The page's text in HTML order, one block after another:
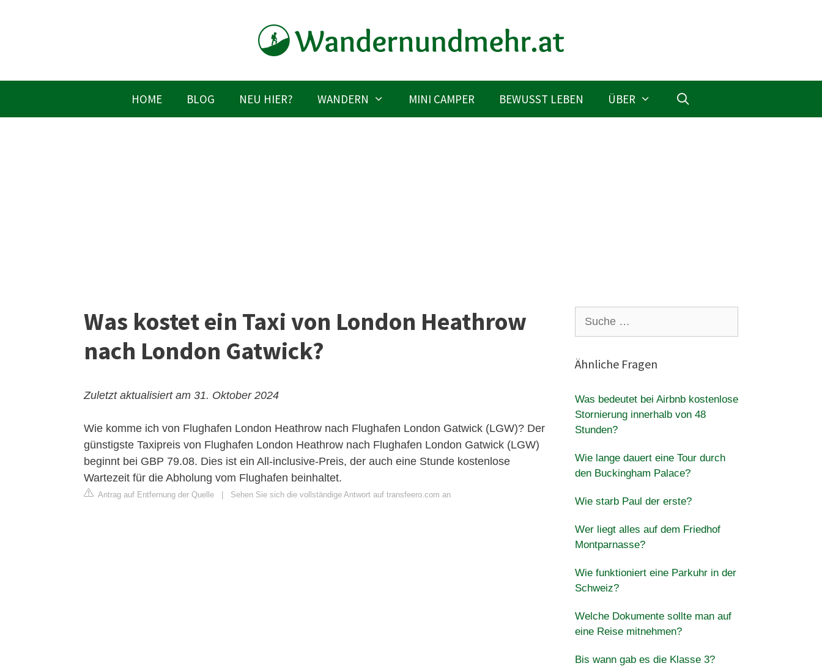
HOME BLOG NEU HIER? WANDERN MINI CAMPER BEWUSST LEBEN ÜBER
Was kostet ein Taxi von London Heathrow
nach London Gatwick?
Zuletzt aktualisiert am 31. Oktober 2024
Wie komme ich von Flughafen London Heathrow nach Flughafen London Gatwick (LGW)? Der
günstigste Taxipreis von Flughafen London Heathrow nach Flughafen London Gatwick (LGW)
beginnt bei GBP 79.08. Dies ist ein All-inclusive-Preis, der auch eine Stunde kostenlose
Wartezeit für die Abholung vom Flughafen beinhaltet.
Antrag auf Entfernung der Quelle Sehen Sie sich die vollständige Antwort auf transfeero.com an
nach:
Ähnliche Fragen
Was bedeutet bei Airbnb kostenlose
Stornierung innerhalb von 48
Stunden?
Wie lange dauert eine Tour durch
den Buckingham Palace?
Wie starb Paul der erste?
Wer liegt alles auf dem Friedhof
Montparnasse?
Wie funktioniert eine Parkuhr in der
Schweiz?
Welche Dokumente sollte man auf
eine Reise mitnehmen?
Bis wann gab es die Klasse 3?